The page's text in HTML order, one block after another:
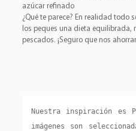
azúcar refinado
¿Qué te parece? En realidad todo
los peques una dieta equilibrada,
pescados. ¡Seguro que nos
Nuestra inspiración es
imágenes son